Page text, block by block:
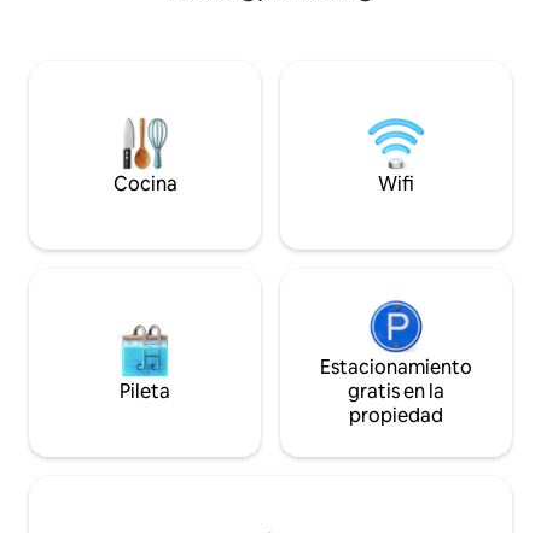
equipo de cocina para una estancia
(ver la foto) está listo para asegurarse de
que se satisfagan todas tus necesidades.
Cocina Wifi
Pileta
Estacionamiento
gratis en la
propiedad